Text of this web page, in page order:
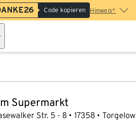
Code kopieren Hinweis*
Supermarkt
Str. 5 - 8 17358 Torgelow